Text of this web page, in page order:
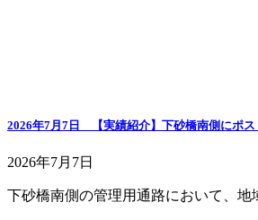
2026年7月7日 【実績紹介】下砂橋南側にポ
2026年7月7日
下砂橋南側の管理用通路において、